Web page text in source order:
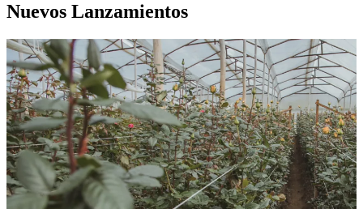
Nuevos Lanzamientos